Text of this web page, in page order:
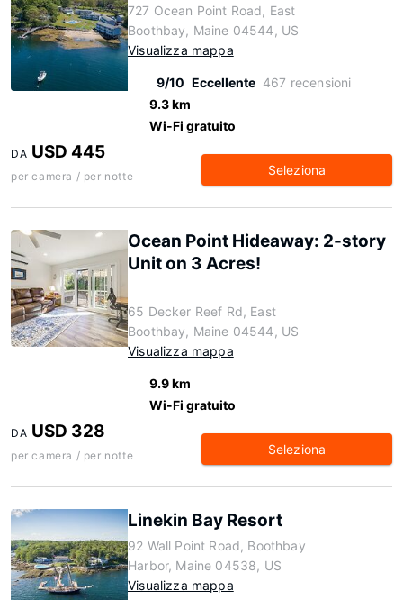
727 Ocean Point Road, East
Boothbay, Maine 04544, US
Visualizza mappa
9/10 Eccellente 467 recensioni
9.3 km
Wi-Fi gratuito
DA USD 445
per camera / per notte Seleziona
Ocean Point Hideaway: 2-story
Unit on 3 Acres!
65 Decker Reef Rd, East
Boothbay, Maine 04544, US
Visualizza mappa
9.9 km
Wi-Fi gratuito
DA USD 328
per camera / per notte Seleziona
Linekin Bay Resort
92 Wall Point Road, Boothbay
Harbor, Maine 04538, US
Visualizza mappa